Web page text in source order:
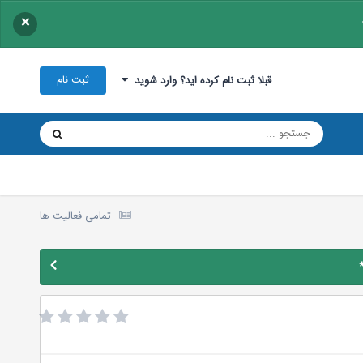
×
قبلا ثبت نام کرده اید؟ وارد شوید ثبت نام
تمامی فعالیت ها